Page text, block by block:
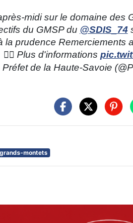
midi sur le domaine des
du GMSP du @SDIS_74
la prudence Remerciements
👇🏻 Plus d'informations
de la Haute-Savoie
grands-montets